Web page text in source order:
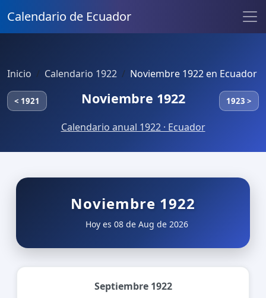
Calendario de Ecuador
Inicio Calendario 1922 Noviembre 1922 en Ecuador
< 1921 Noviembre 1922 1923 >
Calendario anual 1922 · Ecuador
Noviembre 1922
Hoy es 08 de Aug de 2026
Septiembre 1922